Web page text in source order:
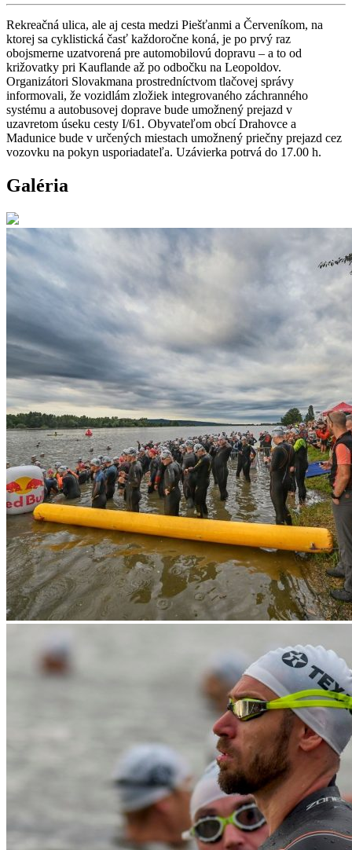
Rekreačná ulica, ale aj cesta medzi Piešťanmi a Červeníkom, na
ktorej sa cyklistická časť každoročne koná, je po prvý raz
obojsmerne uzatvorená pre automobilovú dopravu – a to od
križovatky pri Kauflande až po odbočku na Leopoldov.
Organizátori Slovakmana prostredníctvom tlačovej správy
informovali, že vozidlám zložiek integrovaného záchranného
systému a autobusovej doprave bude umožnený prejazd v
uzavretom úseku cesty I/61. Obyvateľom obcí Drahovce a
Madunice bude v určených miestach umožnený priečny prejazd cez
vozovku na pokyn usporiadateľa. Uzávierka potrvá do 17.00 h.
Galéria